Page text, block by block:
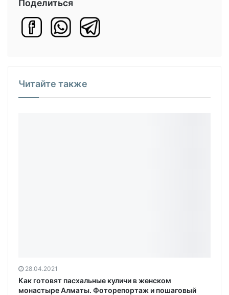
Поделиться
Читайте также
28.04.2021
Как готовят пасхальные куличи в женском
монастыре Алматы. Фоторепортаж и пошаговый